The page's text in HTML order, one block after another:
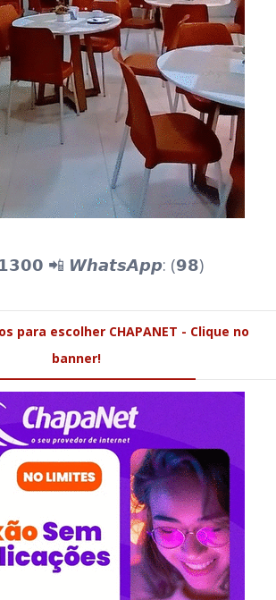
📲 𝙒𝙝𝙖𝙩𝙨𝘼𝙥𝙥: (𝟵𝟴)
para escolher CHAPANET - Clique no
banner!